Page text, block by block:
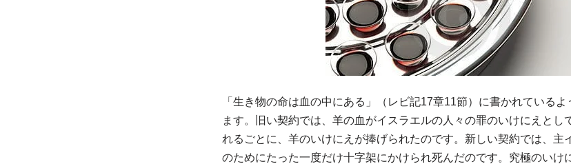
「生き物の命は血の中にある」（レビ記17章11節）に書かれている
ます。旧い契約では、羊の血がイスラエルの人々の罪のいけにえとし
れるごとに、羊のいけにえが捧げられたのです。新しい契約では、主
のためにたった一度だけ十字架にかけられ死んだのです。究極のいけ